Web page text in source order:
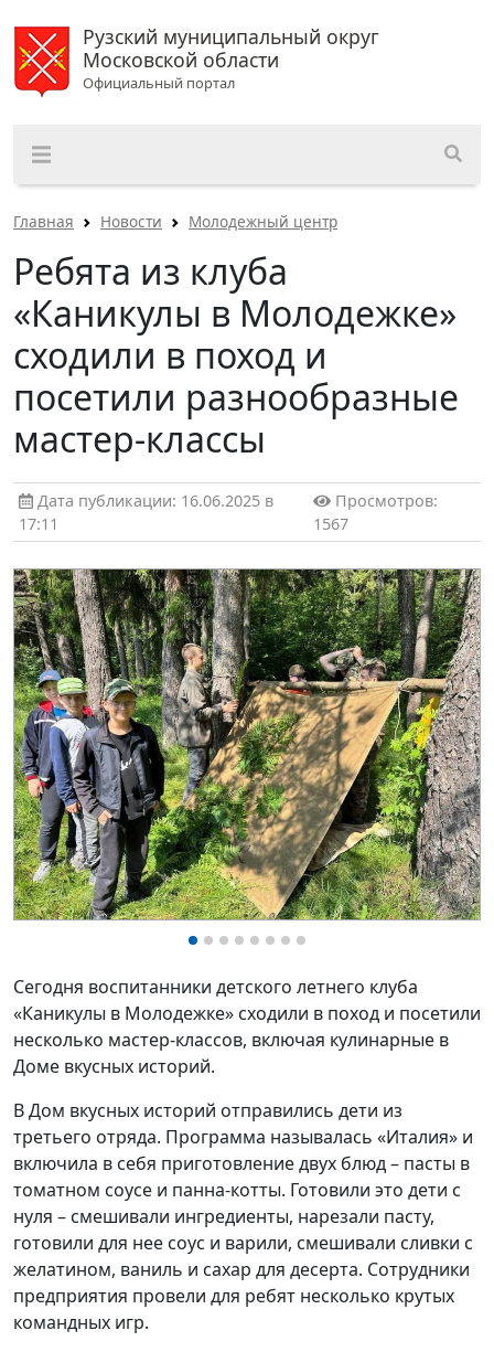
Рузский муниципальный округ
Московской области
Официальный портал
Главная Новости Молодежный центр
Ребята из клуба
«Каникулы в Молодежке»
сходили в поход и
посетили разнообразные
мастер-классы
Дата публикации: 16.06.2025 в
17:11
Просмотров:
1567
Сегодня воспитанники детского летнего клуба
«Каникулы в Молодежке» сходили в поход и посетили
несколько мастер-классов, включая кулинарные в
Доме вкусных историй.
В Дом вкусных историй отправились дети из
третьего отряда. Программа называлась «Италия» и
включила в себя приготовление двух блюд – пасты в
томатном соусе и панна-котты. Готовили это дети с
нуля – смешивали ингредиенты, нарезали пасту,
готовили для нее соус и варили, смешивали сливки с
желатином, ваниль и сахар для десерта. Сотрудники
предприятия провели для ребят несколько крутых
командных игр.